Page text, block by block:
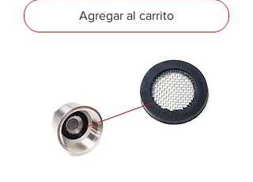
Agregar al carrito